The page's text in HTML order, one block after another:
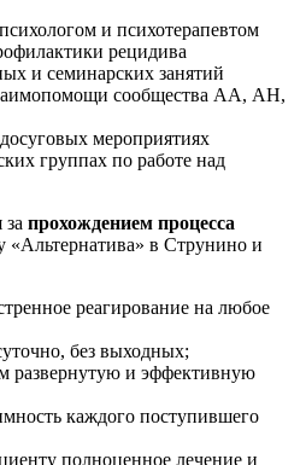
и психотерапевтом
рецидива
и семинарских занятий
сообщества АА, АН,
мероприятиях
группах по работе над
прохождением процесса
«Альтернатива» в Струнино и
реагирование на любое
без выходных;
развернутую и эффективную
каждого поступившего
полноценное лечение и